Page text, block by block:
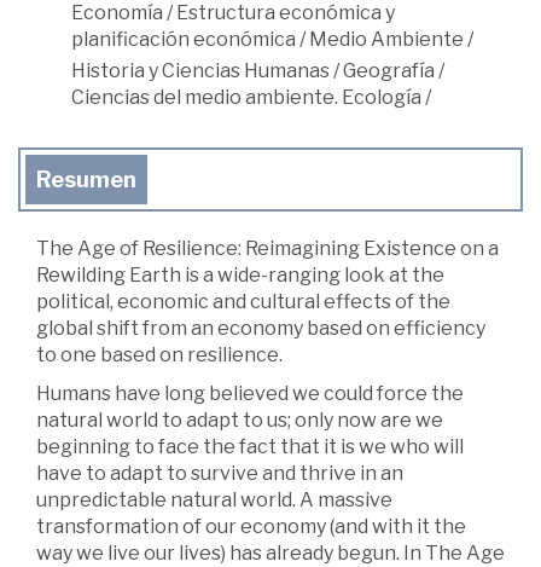
Economía / Estructura económica y
planificación económica / Medio Ambiente /
Historia y Ciencias Humanas/Geografía /
Ciencias del medio ambiente. Ecología /
Resumen
The Age of Resilience: Reimagining Existence on a
Rewilding Earth is a wide-ranging look at the
political, economic and cultural effects of the
global shift from an economy based on efficiency
to one based on resilience.
Humans have long believed we could force the
natural world to adapt to us; only now are we
beginning to face the fact that it is we who will
have to adapt to survive and thrive in an
unpredictable natural world. A massive
transformation of our economy (and with it the
way we live our lives) has already begun. In The Age